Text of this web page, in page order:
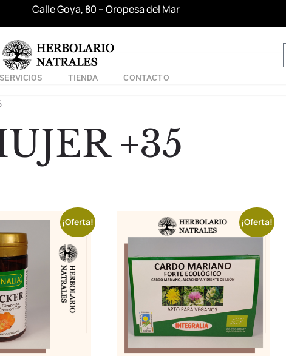
Calle Goya, 80 – Oropesa del Mar
SERVICIOS TIENDA CONTACTO
+35
¡Oferta! ¡Oferta!